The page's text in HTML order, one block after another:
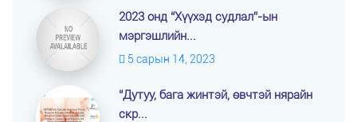
2023 онд “Хүүхэд судлал”-ын
мэргэшлийн...
5 сарын 14, 2023
“Дутуу, бага жинтэй, өвчтэй нярайн
скр...